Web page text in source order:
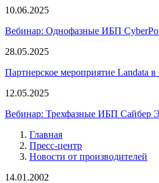
10.06.2025
Вебинар: Однофазные ИБП
28.05.2025
Партнерское мероприятие Landata
12.05.2025
Вебинар: Трехфазные ИБП Сайбер
Главная
Пресс-центр
Новости от производителей
14.01.2002